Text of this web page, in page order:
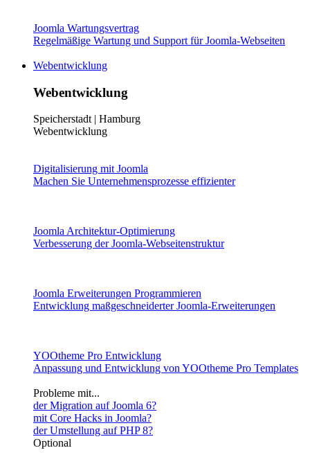
Joomla Wartungsvertrag
Regelmäßige Wartung und Support für Joomla-Webseiten
Webentwicklung
Webentwicklung
Speicherstadt | Hamburg
Webentwicklung
Digitalisierung mit Joomla
Machen Sie Unternehmensprozesse effizienter
Joomla Architektur-Optimierung
Verbesserung der Joomla-Webseitenstruktur
Joomla Erweiterungen Programmieren
Entwicklung maßgeschneiderter Joomla-Erweiterungen
YOOtheme Pro Entwicklung
Anpassung und Entwicklung von YOOtheme Pro Templates
Probleme mit...
der Migration auf Joomla 6?
mit Core Hacks in Joomla?
der Umstellung auf PHP 8?
Optional